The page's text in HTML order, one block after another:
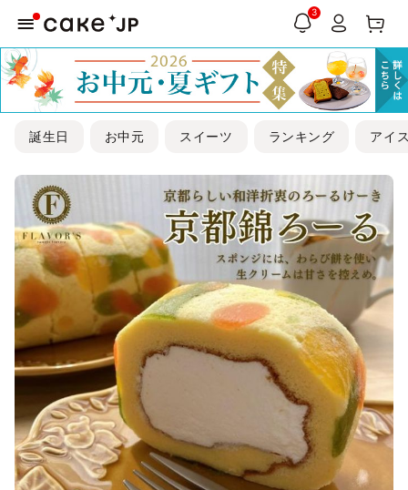
3
誕生日 お中元 スイーツ ランキング アイ